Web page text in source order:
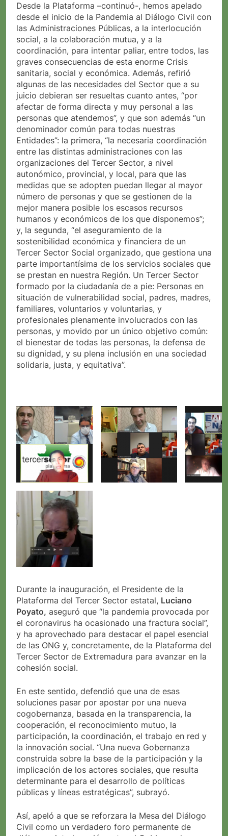
Desde la Plataforma –continuó-, hemos apelado
desde el inicio de la Pandemia al Diálogo Civil con
las Administraciones Públicas, a la interlocución
social, a la colaboración mutua, y a la
coordinación, para intentar paliar, entre todos, las
graves consecuencias de esta enorme Crisis
sanitaria, social y económica. Además, refirió
algunas de las necesidades del Sector que a su
juicio debieran ser resueltas cuanto antes, “por
afectar de forma directa y muy personal a las
personas que atendemos”, y que son además “un
denominador común para todas nuestras
Entidades”: la primera, “la necesaria coordinación
entre las distintas administraciones con las
organizaciones del Tercer Sector, a nivel
autonómico, provincial, y local, para que las
medidas que se adopten puedan llegar al mayor
número de personas y que se gestionen de la
mejor manera posible los escasos recursos
humanos y económicos de los que disponemos”;
y, la segunda, “el aseguramiento de la
sostenibilidad económica y financiera de un
Tercer Sector Social organizado, que gestiona una
parte importantísima de los servicios sociales que
se prestan en nuestra Región. Un Tercer Sector
formado por la ciudadanía de a pie: Personas en
situación de vulnerabilidad social, padres, madres,
familiares, voluntarios y voluntarias, y
profesionales plenamente involucrados con las
personas, y movido por un único objetivo común:
el bienestar de todas las personas, la defensa de
su dignidad, y su plena inclusión en una sociedad
solidaria, justa, y equitativa”.
Durante la inauguración, el Presidente de la
Plataforma del Tercer Sector estatal, Luciano
Poyato, aseguró que “la pandemia provocada por
el coronavirus ha ocasionado una fractura social”,
y ha aprovechado para destacar el papel esencial
de las ONG y, concretamente, de la Plataforma del
Tercer Sector de Extremadura para avanzar en la
cohesión social.
En este sentido, defendió que una de esas
soluciones pasar por apostar por una nueva
cogobernanza, basada en la transparencia, la
cooperación, el reconocimiento mutuo, la
participación, la coordinación, el trabajo en red y
la innovación social. “Una nueva Gobernanza
construida sobre la base de la participación y la
implicación de los actores sociales, que resulta
determinante para el desarrollo de políticas
públicas y líneas estratégicas”, subrayó.
Así, apeló a que se reforzara la Mesa del Diálogo
Civil como un verdadero foro permanente de